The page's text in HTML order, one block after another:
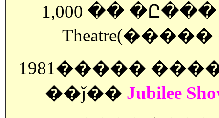
1,000 ��
1981�����
��ǰ�� Jubilee